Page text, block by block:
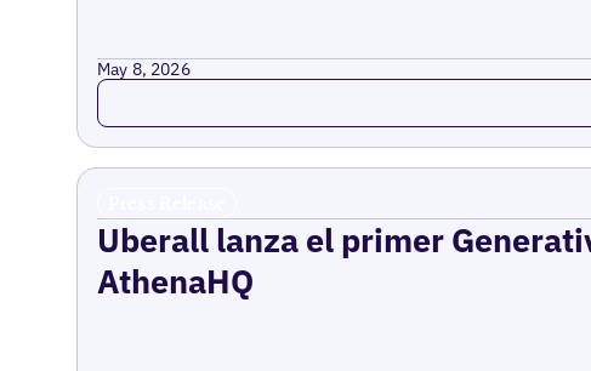
May 8, 2026
Read more
Uberall lanza el primer
AthenaHQ